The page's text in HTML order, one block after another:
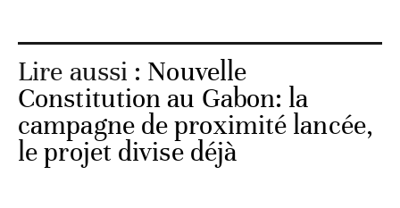
Lire aussi : Nouvelle
Constitution au Gabon: la
campagne de proximité lancée,
le projet divise déjà